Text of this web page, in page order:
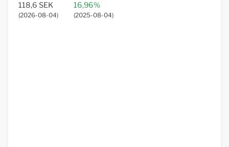
118,6 SEK
(2026-08-04)
16,96%
(2025-08-04)